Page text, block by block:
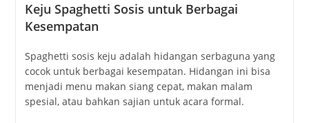
Keju Spaghetti Sosis untuk Berbagai
Kesempatan
Spaghetti sosis keju adalah hidangan serbaguna yang
cocok untuk berbagai kesempatan. Hidangan ini bisa
menjadi menu makan siang cepat, makan malam
spesial, atau bahkan sajian untuk acara formal.